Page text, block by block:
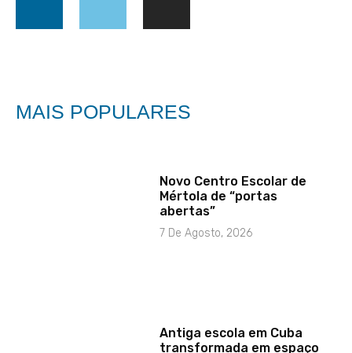
MAIS POPULARES
Novo Centro Escolar de
Mértola de “portas
abertas”
7 De Agosto, 2026
Antiga escola em Cuba
transformada em espaço